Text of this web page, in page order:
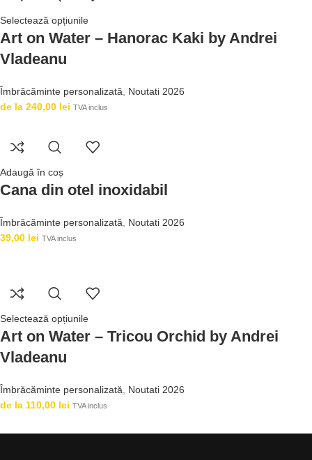
Selectează opțiunile
Art on Water – Hanorac Kaki by Andrei
Vladeanu
Îmbrăcăminte personalizată
Noutati 2026
de la 240,00 lei TVA inclus
Adaugă în coș
Cana din otel inoxidabil
Îmbrăcăminte personalizată
Noutati 2026
39,00 lei TVA inclus
Selectează opțiunile
Art on Water – Tricou Orchid by Andrei
Vladeanu
Îmbrăcăminte personalizată
Noutati 2026
de la 110,00 lei TVA inclus